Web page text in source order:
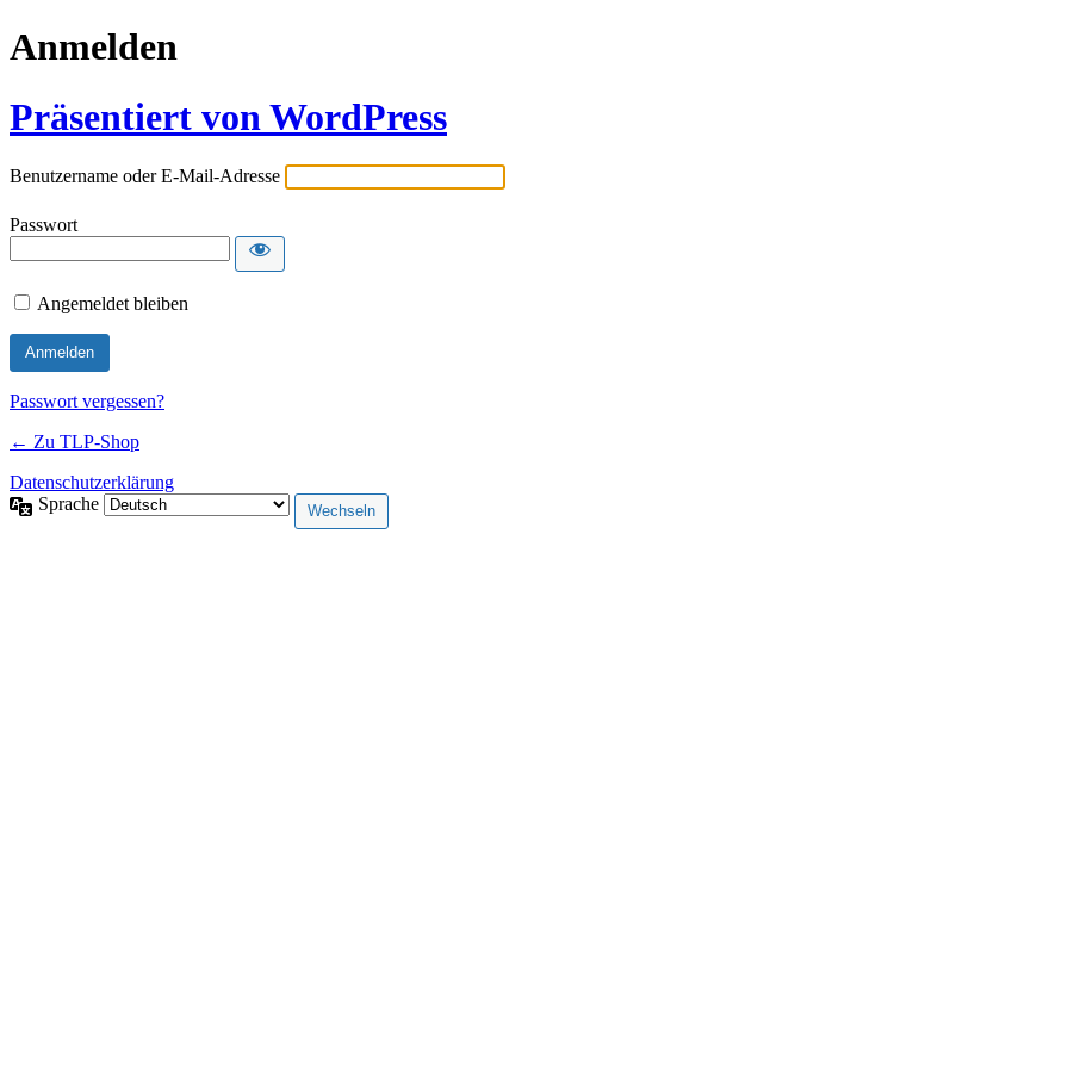
Anmelden
Präsentiert von WordPress
Benutzername oder E-Mail-Adresse
Passwort
Angemeldet bleiben
Passwort vergessen?
← Zu TLP-Shop
Datenschutzerklärung
Sprache